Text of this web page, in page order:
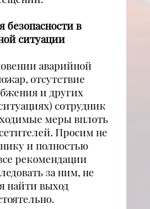
безопасности в
ситуации
аварийной
отсутствие
и других
сотрудник
меры вплоть
Просим не
и полностью
рекомендации
за ним, не
найти выход